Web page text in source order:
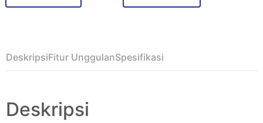
DeskripsiFitur UnggulanSpesifikasi
Deskripsi